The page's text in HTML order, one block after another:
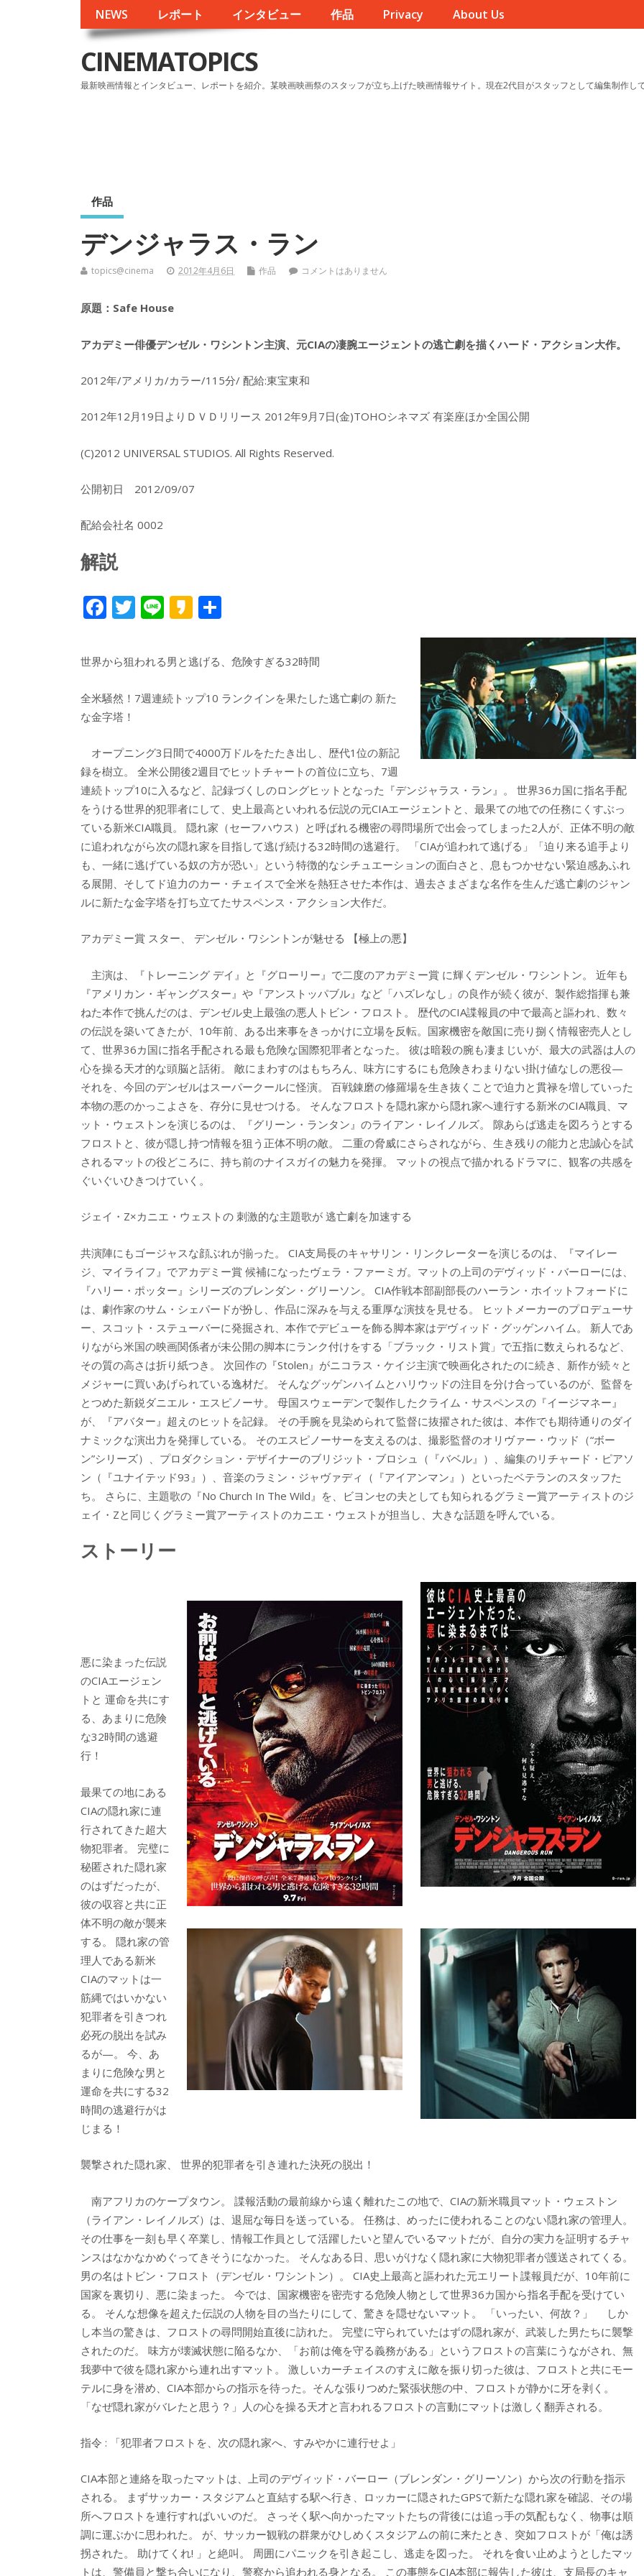
NEWS レポート インタビュー 作品 Privacy About Us
CINEMATOPICS
最新映画情報とインタビュー、レポートを紹介。某映画映画祭のスタッフが立ち上げた映画情報サイト。現在2代目がスタッフとして編集制作して
作品
デンジャラス・ラン
topics@cinema 2012年4月6日 作品 コメントはありません
原題：Safe House
アカデミー俳優デンゼル・ワシントン主演、元CIAの凄腕エージェントの逃亡劇を描くハード・アクション大作。
2012年/アメリカ/カラー/115分/ 配給:東宝東和
2012年12月19日よりＤＶＤリリース 2012年9月7日(金)TOHOシネマズ 有楽座ほか全国公開
(C)2012 UNIVERSAL STUDIOS. All Rights Reserved.
公開初日 2012/09/07
配給会社名 0002
解説
F
e
b
o
o
k
T
itt
er
Li
e
K
k
a
o
世界から狙われる男と逃げる、危険すぎる32時間
全米騒然！7週連続トップ10 ランクインを果たした逃亡劇の 新た
な金字塔！
オープニング3日間で4000万ドルをたたき出し、歴代1位の新記
録を樹立。 全米公開後2週目でヒットチャートの首位に立ち、7週
連続トップ10に入るなど、記録づくしのロングヒットとなった『デンジャラス・ラン』。 世界36カ国に指名手配
をうける世界的犯罪者にして、史上最高といわれる伝説の元CIAエージェントと、最果ての地での任務にくすぶっ
ている新米CIA職員。 隠れ家（セーフハウス）と呼ばれる機密の尋問場所で出会ってしまった2人が、正体不明の敵
に追われながら次の隠れ家を目指して逃げ続ける32時間の逃避行。 「CIAが追われて逃げる」「迫り来る追手より
も、一緒に逃げている奴の方が恐い」という特徴的なシチュエーションの面白さと、息もつかせない緊迫感あふれ
る展開、そしてド迫力のカー・チェイスで全米を熱狂させた本作は、過去さまざまな名作を生んだ逃亡劇のジャン
ルに新たな金字塔を打ち立てたサスペンス・アクション大作だ。
アカデミー賞 スター、 デンゼル・ワシントンが魅せる 【極上の悪】
主演は、『トレーニング デイ』と『グローリー』で二度のアカデミー賞 に輝くデンゼル・ワシントン。 近年も
『アメリカン・ギャングスター』や『アンストッパブル』など「ハズレなし」の良作が続く彼が、製作総指揮も兼
ねた本作で挑んだのは、デンゼル史上最強の悪人トビン・フロスト。 歴代のCIA諜報員の中で最高と謳われ、数々
の伝説を築いてきたが、10年前、ある出来事をきっかけに立場を反転。国家機密を敵国に売り捌く情報密売人とし
て、世界36カ国に指名手配される最も危険な国際犯罪者となった。 彼は暗殺の腕も凄まじいが、最大の武器は人の
心を操る天才的な頭脳と話術。 敵にまわすのはもちろん、味方にするにも危険きわまりない掛け値なしの悪役—
それを、今回のデンゼルはスーパークールに怪演。 百戦錬磨の修羅場を生き抜くことで迫力と貫禄を増していった
本物の悪のかっこよさを、存分に見せつける。 そんなフロストを隠れ家から隠れ家へ連行する新米のCIA職員、マ
ット・ウェストンを演じるのは、『グリーン・ランタン』のライアン・レイノルズ。 隙あらば逃走を図ろうとする
フロストと、彼が隠し持つ情報を狙う正体不明の敵。 二重の脅威にさらされながら、生き残りの能力と忠誠心を試
されるマットの役どころに、持ち前のナイスガイの魅力を発揮。 マットの視点で描かれるドラマに、観客の共感を
ぐいぐいひきつけていく。
ジェイ・Z×カニエ・ウェストの 刺激的な主題歌が 逃亡劇を加速する
共演陣にもゴージャスな顔ぶれが揃った。 CIA支局長のキャサリン・リンクレーターを演じるのは、『マイレー
ジ、マイライフ』でアカデミー賞 候補になったヴェラ・ファーミガ。マットの上司のデヴィッド・バーローには、
『ハリー・ポッター』シリーズのブレンダン・グリーソン。 CIA作戦本部副部長のハーラン・ホイットフォードに
は、劇作家のサム・シェパードが扮し、作品に深みを与える重厚な演技を見せる。 ヒットメーカーのプロデューサ
ー、スコット・ステューバーに発掘され、本作でデビューを飾る脚本家はデヴィッド・グッゲンハイム。 新人であ
りながら米国の映画関係者が未公開の脚本にランク付けをする「ブラック・リスト賞」で五指に数えられるなど、
その質の高さは折り紙つき。 次回作の『Stolen』がニコラス・ケイジ主演で映画化されたのに続き、新作が続々と
メジャーに買いあげられている逸材だ。 そんなグッゲンハイムとハリウッドの注目を分け合っているのが、監督を
とつめた新鋭ダニエル・エスピノーサ。 母国スウェーデンで製作したクライム・サスペンスの『イージマネー』
が、『アバター』超えのヒットを記録。 その手腕を見染められて監督に抜擢された彼は、本作でも期待通りのダイ
ナミックな演出力を発揮している。 そのエスピノーサーを支えるのは、撮影監督のオリヴァー・ウッド（“ボー
ン”シリーズ）、プロダクション・デザイナーのブリジット・ブロシュ（『バベル』）、編集のリチャード・ピアソ
ン（『ユナイテッド93』）、音楽のラミン・ジャヴァディ（『アイアンマン』）といったベテランのスタッフた
ち。 さらに、主題歌の『No Church In The Wild』を、ビヨンセの夫としても知られるグラミー賞アーティストのジ
ェイ・Zと同じくグラミー賞アーティストのカニエ・ウェストが担当し、大きな話題を呼んでいる。
ストーリー
悪に染まった伝説
のCIAエージェン
トと 運命を共にす
る、あまりに危険
な32時間の逃避
行！
最果ての地にある
CIAの隠れ家に連
行されてきた超大
物犯罪者。 完璧に
秘匿された隠れ家
のはずだったが、
彼の収容と共に正
体不明の敵が襲来
する。 隠れ家の管
理人である新米
CIAのマットは一
筋縄ではいかない
犯罪者を引きつれ
必死の脱出を試み
るが—。 今、あ
まりに危険な男と
運命を共にする32
時間の逃避行がは
じまる！
襲撃された隠れ家、 世界的犯罪者を引き連れた決死の脱出！
南アフリカのケープタウン。 諜報活動の最前線から遠く離れたこの地で、CIAの新米職員マット・ウェストン
（ライアン・レイノルズ）は、退屈な毎日を送っている。 任務は、めったに使われることのない隠れ家の管理人。
その仕事を一刻も早く卒業し、情報工作員として活躍したいと望んでいるマットだが、自分の実力を証明するチャ
ンスはなかなかめぐってきそうになかった。 そんなある日、思いがけなく隠れ家に大物犯罪者が護送されてくる。
男の名はトビン・フロスト（デンゼル・ワシントン）。 CIA史上最高と謳われた元エリート諜報員だが、10年前に
国家を裏切り、悪に染まった。 今では、国家機密を密売する危険人物として世界36カ国から指名手配を受けてい
る。 そんな想像を超えた伝説の人物を目の当たりにして、驚きを隠せないマット。 「いったい、何故？」 しか
し本当の驚きは、フロストの尋問開始直後に訪れた。 完璧に守られていたはずの隠れ家が、武装した男たちに襲撃
されたのだ。 味方が壊滅状態に陥るなか、「お前は俺を守る義務がある」というフロストの言葉にうながされ、無
我夢中で彼を隠れ家から連れ出すマット。 激しいカーチェイスのすえに敵を振り切った彼は、フロストと共にモー
テルに身を潜め、CIA本部からの指示を待った。そんな張りつめた緊張状態の中、フロストが静かに牙を剥く。
「なぜ隠れ家がバレたと思う？」人の心を操る天才と言われるフロストの言動にマットは激しく翻弄される。
指令 : 「犯罪者フロストを、次の隠れ家へ、すみやかに連行せよ」
CIA本部と連絡を取ったマットは、上司のデヴィッド・バーロー（ブレンダン・グリーソン）から次の行動を指示
される。 まずサッカー・スタジアムと直結する駅へ行き、ロッカーに隠されたGPSで新たな隠れ家を確認、その場
所へフロストを連行すればいいのだ。 さっそく駅へ向かったマットたちの背後には追っ手の気配もなく、物事は順
調に運ぶかに思われた。 が、サッカー観戦の群衆がひしめくスタジアムの前に来たとき、突如フロストが「俺は誘
拐された。 助けてくれ! 」と絶叫。 周囲にパニックを引き起こし、逃走を図った。 それを食い止めようとしたマッ
トは、警備員と撃ち合いになり、警察から追われる身となる。 この事態をCIA本部に報告した彼は、支局長のキャ